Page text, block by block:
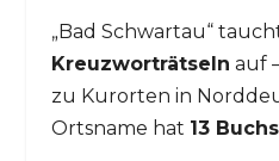
„Bad Schwartau“
Kreuzworträtseln auf
zu Kurorten in
Ortsname hat 13